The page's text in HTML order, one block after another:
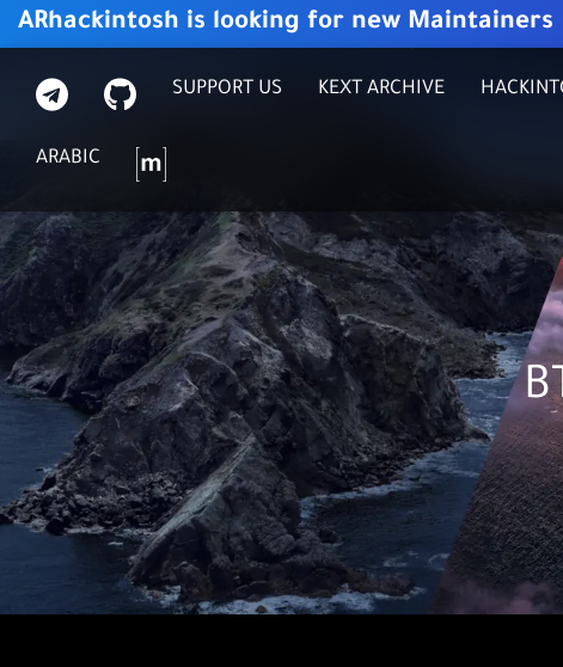
ARhackintosh is looking for new Maintainers
KEXT ARCHIVE
SUPPORT US
G
I
U
B
ت
ي
ي
ر
ا
م
ا
ر
ك
س
ARABIC